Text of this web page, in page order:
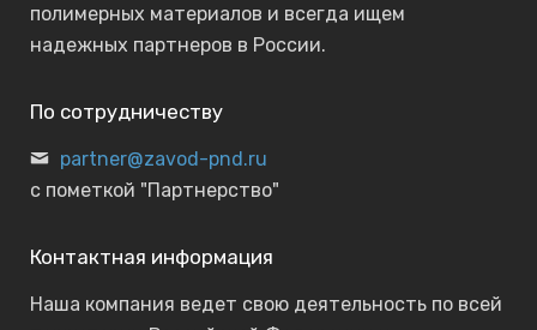
полимерных материалов и всегда ищем
надежных партнеров в России.
По сотрудничеству
partner@zavod-pnd.ru
с пометкой "Партнерство"
Контактная информация
Наша компания ведет свою деятельность по всей